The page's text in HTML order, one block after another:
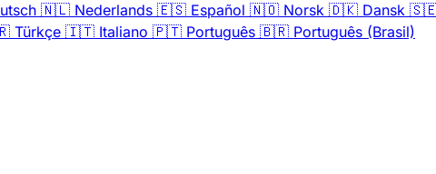
🇳🇱 Nederlands 🇪🇸 Español 🇳🇴 Norsk 🇩🇰 Dansk
Türkçe 🇮🇹 Italiano 🇵🇹 Português 🇧🇷 Português (Brasil)